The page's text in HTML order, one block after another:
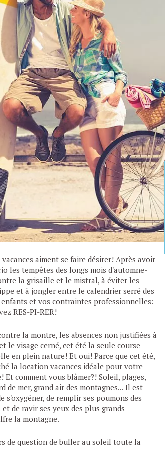
vacances aiment se faire désirer! Après avoir
les tempêtes des longs mois d'automne-
la grisaille et le mistral, à éviter les
et à jongler entre le calendrier serré des
et vos contraintes professionnelles:
RES-PI-RER!
la montre, les absences non justifiées à
le visage cerné, cet été la seule course
en plein nature! Et oui! Parce que cet été,
la location vacances idéale pour votre
Et comment vous blâmer?! Soleil, plages,
de mer, grand air des montagnes... Il est
s'oxygéner, de remplir ses poumons des
et de ravir ses yeux des plus grands
la montagne.
de question de buller au soleil toute la